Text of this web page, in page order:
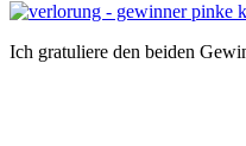
Ich gratuliere den beiden